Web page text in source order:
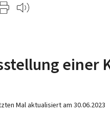
einer
Mal aktualisiert am 30.06.2023